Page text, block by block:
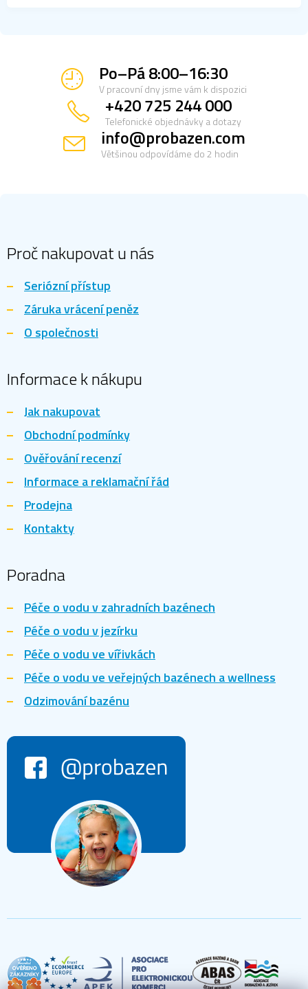
Po–Pá 8:00–16:30
V pracovní dny jsme vám k dispozici
+420 725 244 000
Telefonické objednávky a dotazy
info@probazen.com
Většinou odpovídáme do 2 hodin
Proč nakupovat u nás
Seriózní přístup
Záruka vrácení peněz
O společnosti
Informace k nákupu
Jak nakupovat
Obchodní podmínky
Ověřování recenzí
Informace a reklamační řád
Prodejna
Kontakty
Poradna
Péče o vodu v zahradních bazénech
Péče o vodu v jezírku
Péče o vodu ve vířivkách
Péče o vodu ve veřejných bazénech a wellness
Odzimování bazénu